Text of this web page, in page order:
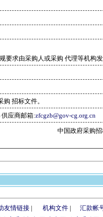
求由采购人或采购 代理等机构发
购 招标文件。
供应商邮箱:zfcgzb@gov-cg.org.cn
中国政府采购
友情链接 | 机构文件 | 汇款帐